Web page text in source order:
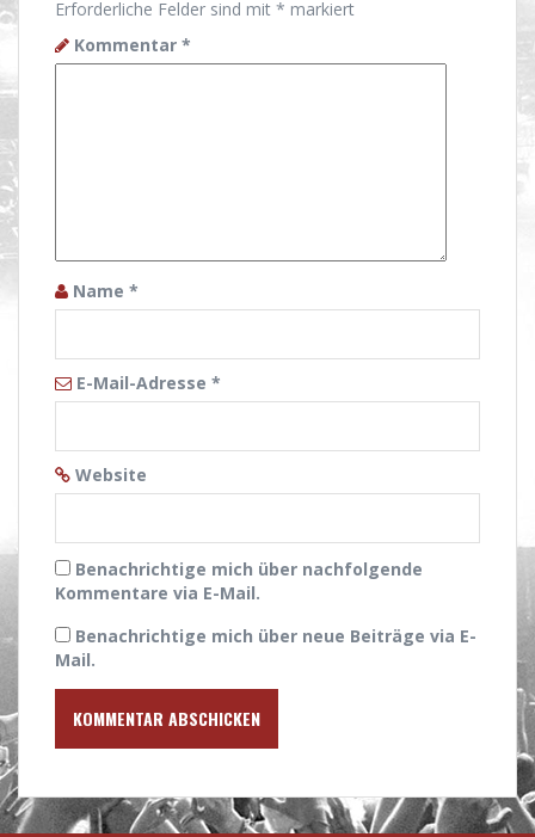
Erforderliche Felder sind mit * markiert
Kommentar *
Name *
E-Mail-Adresse *
Website
Benachrichtige mich über nachfolgende
Kommentare via E-Mail.
Benachrichtige mich über neue Beiträge via E-
Mail.